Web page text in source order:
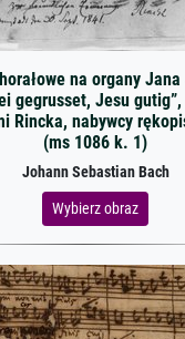
na organy
gegrusset, Jesu
Rincka, nabywcy
(ms 1086 k. 1)
Johann Sebastian Bach
Wybierz obraz